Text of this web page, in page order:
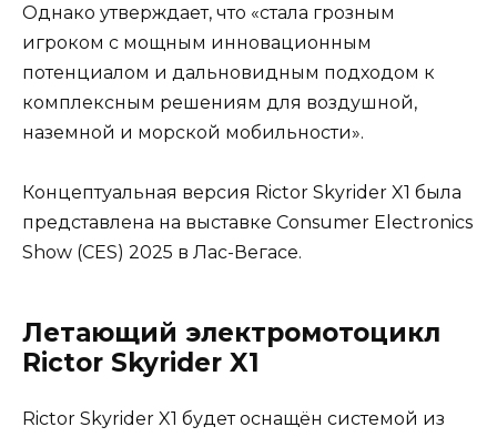
Однако утверждает, что «стала грозным
игроком с мощным инновационным
потенциалом и дальновидным подходом к
комплексным решениям для воздушной,
наземной и морской мобильности».
Концептуальная версия Rictor Skyrider X1 была
представлена на выставке Consumer Electronics
Show (CES) 2025 в Лас-Вегасе.
Летающий электромотоцикл
Rictor Skyrider X1
Rictor Skyrider X1 будет оснащён системой из